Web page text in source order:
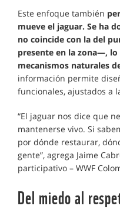
Este enfoque también
mueve el jaguar. Se ha
no coincide con la del
presente en la zona—, lo
mecanismos naturales
información permite
funcionales, ajustados a
“El jaguar nos dice que
mantenerse vivo. Si
por dónde restaurar,
gente”, agrega Jaime
participativo – WWF
Del miedo al